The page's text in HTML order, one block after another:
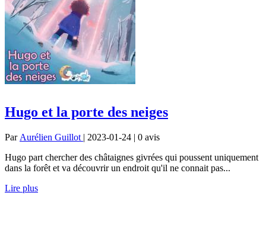
Hugo et la porte des neiges
Par Aurélien Guillot | 2023-01-24 | 0 avis
Hugo part chercher des châtaignes givrées qui poussent uniquement
dans la forêt et va découvrir un endroit qu'il ne connait pas...
Lire plus